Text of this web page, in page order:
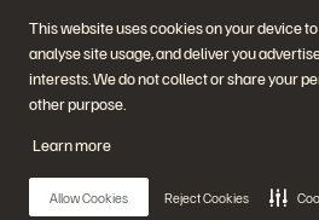
This website uses cookies on your device
analyse site usage, and deliver you
interests. We do not collect or share your
other purpose.
Learn more
Allow Cookies Reject Cookies
Únase a la
Siga las redes sociales
© 2026 Everpure, Inc. Todos los
Política de privacidadCondiciones de